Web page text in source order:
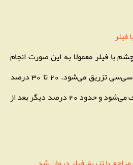
فیلر
با فیلر معمولا به این صورت انجام
می‌شود که در جلسه اول 1سی‌سی تزریق می‌شود. 20 تا 30 درصد
تیرگی در موقع تزریق برطرف می‌شود و حدود 20 درصد دیگر بعد از